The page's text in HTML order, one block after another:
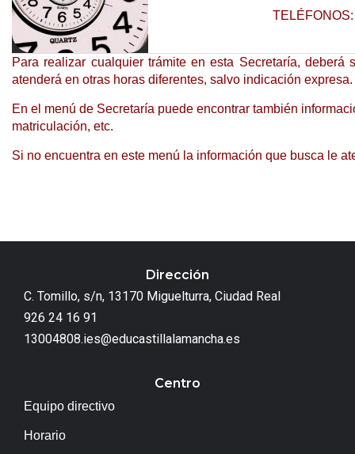
Para realizar cualquier trámite en esta Secretaría,
atenderá en otras horas diferentes, salvo indicación expresa.
En el menú de Secretaría puede encontrar también
matriculación, etc.
Si no encuentra en este menú la información que busca le
Dirección
C. Tomillo, s/n, 13170 Miguelturra, Ciudad Real
926 24 16 91
13004808.ies@educastillalamancha.es
Centro
Equipo directivo
Horario